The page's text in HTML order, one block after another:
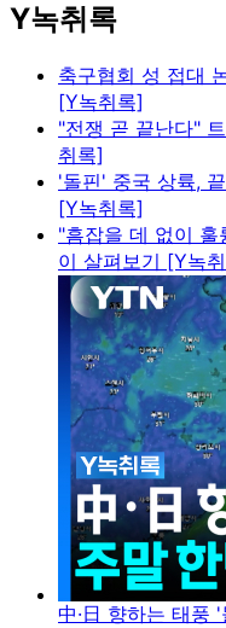
Y녹취록
축구협회 성 접대
[Y녹취록]
"전쟁 곧 끝난다"
취록]
'돌핀' 중국 상륙,
[Y녹취록]
"흠잡을 데 없이 훌
이 살펴보기 [Y녹
中·日 향하는 태풍